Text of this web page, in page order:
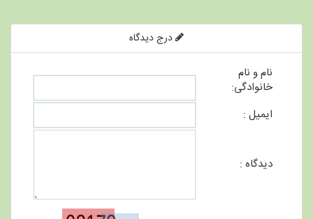
درج دیدگاه
نام و نام
خانوادگی:
ایمیل :
دیدگاه :